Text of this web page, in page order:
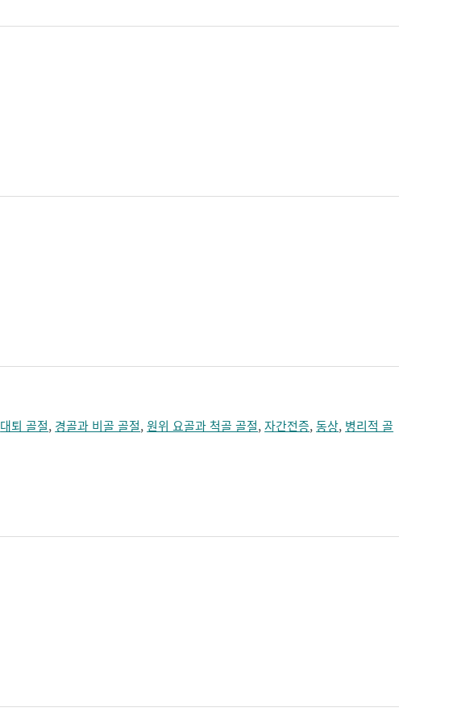
대퇴 골절, 경골과 비골 골절,원위 요골과 척골 골절,자간전증,동상, 병리적 골